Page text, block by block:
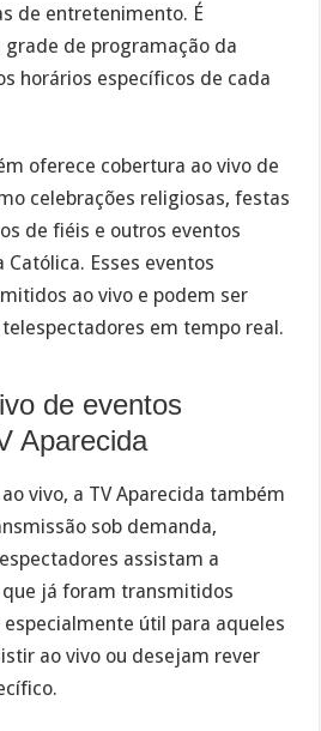
de entretenimento. É
de programação da
horários específicos de cada
oferece cobertura ao vivo de
celebrações religiosas, festas
de fiéis e outros eventos
Esses eventos
ao vivo e podem ser
em tempo real.
de eventos
Aparecida
vivo, a TV Aparecida também
sob demanda,
assistam a
já foram transmitidos
útil para aqueles
ao vivo ou desejam rever